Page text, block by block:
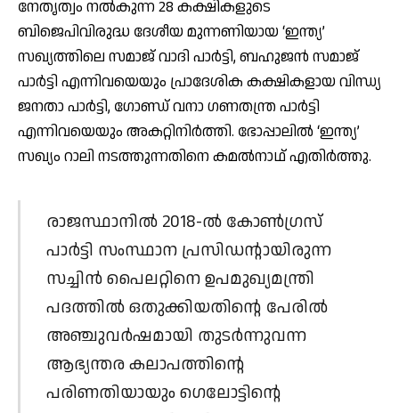
നേതൃത്വം നല്‍കുന്ന 28 കക്ഷികളുടെ
ബിജെപിവിരുദ്ധ ദേശീയ മുന്നണിയായ ‘ഇന്ത്യ’
സഖ്യത്തിലെ സമാജ് വാദി പാര്‍ട്ടി, ബഹുജന്‍ സമാജ്
പാര്‍ട്ടി എന്നിവയെയും പ്രാദേശിക കക്ഷികളായ വിന്ധ്യ
ജനതാ പാര്‍ട്ടി, ഗോണ്ഡ് വനാ ഗണതന്ത്ര പാര്‍ട്ടി
എന്നിവയെയും അകറ്റിനിര്‍ത്തി. ഭോപ്പാലില്‍ ‘ഇന്ത്യ’
സഖ്യം റാലി നടത്തുന്നതിനെ കമല്‍നാഥ് എതിര്‍ത്തു.
രാജസ്ഥാനില്‍ 2018-ല്‍ കോണ്‍ഗ്രസ്
പാര്‍ട്ടി സംസ്ഥാന പ്രസിഡന്റായിരുന്ന
സച്ചിന്‍ പൈലറ്റിനെ ഉപമുഖ്യമന്ത്രി
പദത്തില്‍ ഒതുക്കിയതിന്റെ പേരില്‍
അഞ്ചുവര്‍ഷമായി തുടര്‍ന്നുവന്ന
ആഭ്യന്തര കലാപത്തിന്റെ
പരിണതിയായും ഗെലോട്ടിന്റെ